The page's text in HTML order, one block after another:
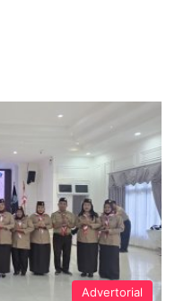
Advertorial